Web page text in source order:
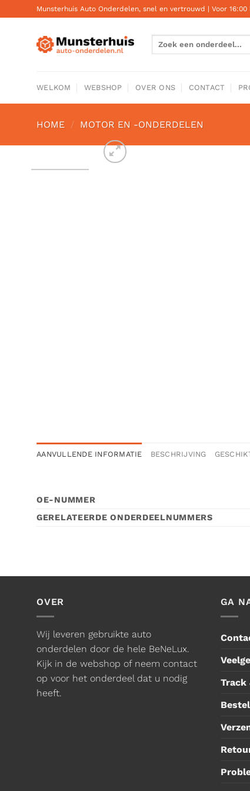
naar
Munsterhuis Auto Onderdelen, snel en vertrouwd | Voor
Zoeken
WELKOM WEBSHOP OVER ONS CONTACT
HOME / MOTOR EN -ONDERDELEN
AANVULLENDE INFORMATIE BESCHRIJVING
OE-NUMMER
GERELATEERDE ONDERDEELNUMMERS
OVER
Wij leveren gebruikte auto
onderdelen door de hele BeNeLux.
Kijk in de webshop of neem contact
op voor het onderdeel dat u nodig
heeft.
GA
Track